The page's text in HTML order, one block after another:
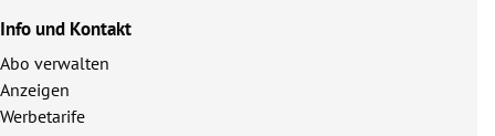
Info und Kontakt
Abo verwalten
Anzeigen
Werbetarife